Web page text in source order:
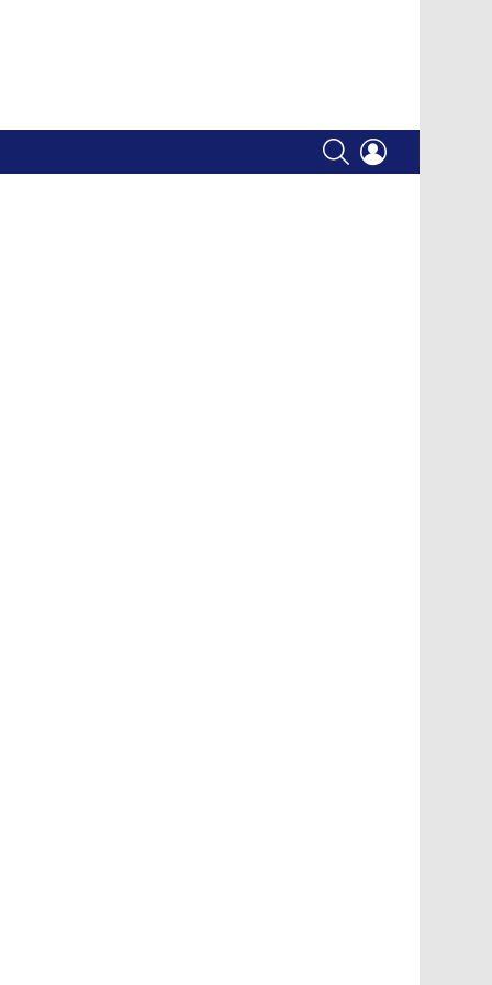
SEARCH